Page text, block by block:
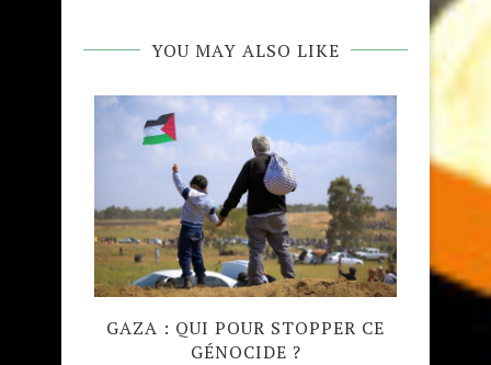
YOU MAY ALSO LIKE
GAZA : QUI POUR STOPPER CE
GÉNOCIDE ?